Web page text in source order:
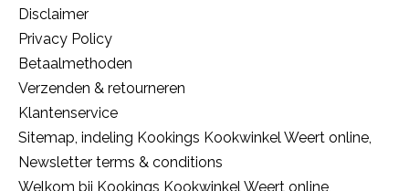
Disclaimer
Privacy Policy
Betaalmethoden
Verzenden & retourneren
Klantenservice
Sitemap, indeling Kookings Kookwinkel Weert online,
Newsletter terms & conditions
Welkom bij Kookings Kookwinkel Weert online,